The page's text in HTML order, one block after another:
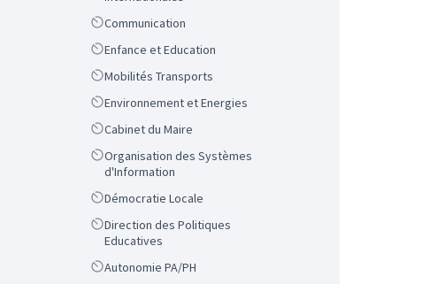
ScopeCommunication
ScopeEnfance et Education
ScopeMobilités Transports
ScopeEnvironnement et Energies
ScopeCabinet du Maire
Scope
Organisation des Systèmes
d'Information
ScopeDémocratie Locale
Scope
Direction des Politiques
Educatives
ScopeAutonomie PA/PH